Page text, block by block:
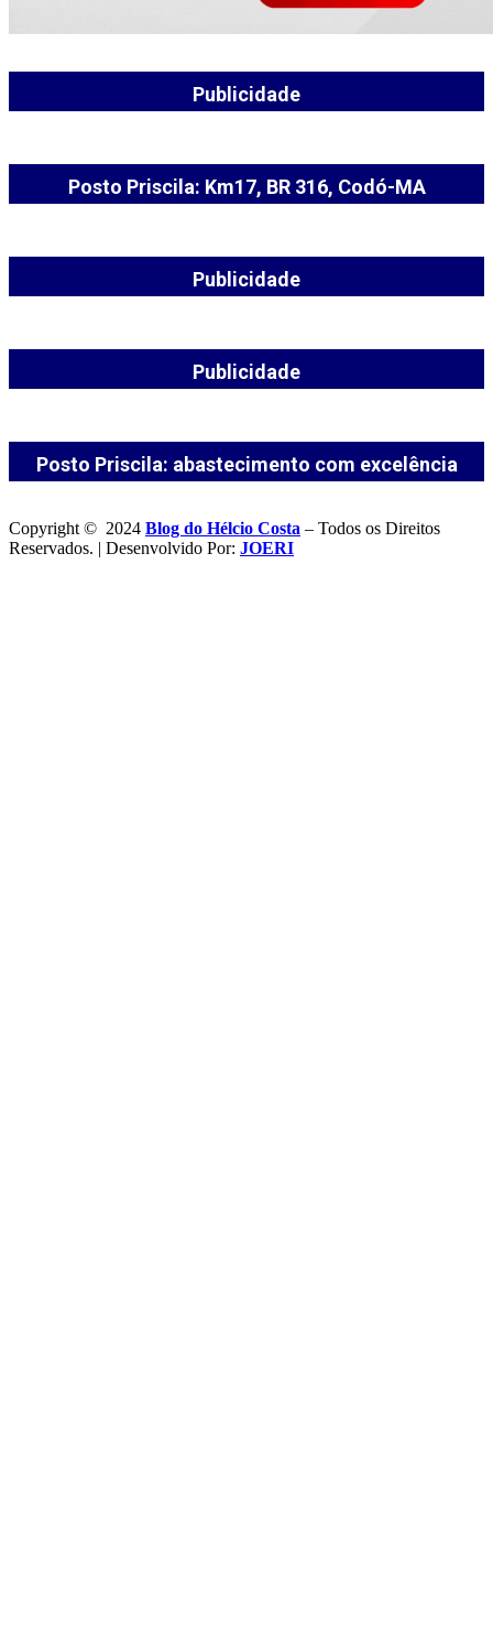
Publicidade
Posto Priscila: Km17, BR 316, Codó-MA
Publicidade
Publicidade
Posto Priscila: abastecimento com excelência
Copyright © 2024 Blog do Hélcio Costa – Todos os Direitos
Reservados. | Desenvolvido Por: JOERI